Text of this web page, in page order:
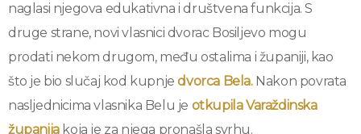
naglasi njegova edukativna i društvena funkcija. S
druge strane, novi vlasnici dvorac Bosiljevo mogu
prodati nekom drugom, među ostalima i županiji, kao
što je bio slučaj kod kupnjedvorca Bela.Nakon povrata
nasljednicima vlasnika Belu je otkupila Varaždinska
županijakoja je za njega pronašla svrhu.